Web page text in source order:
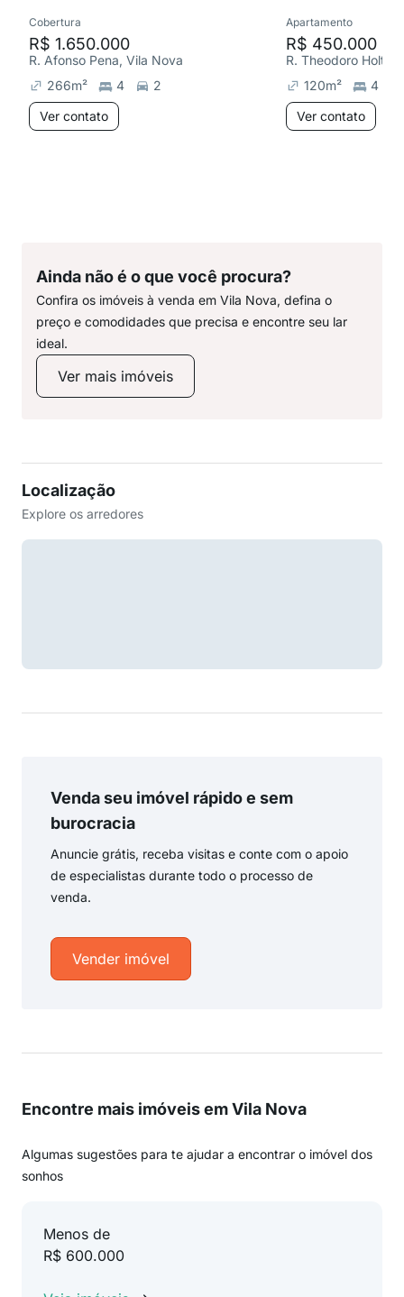
Cobertura
R$ 1.650.000
R. Afonso Pena, Vila Nova
266m² 4
2
Ver contato
Apartamento
R$ 450.000
R. Theodoro
120m²
4
Ver contato
Ainda não é o que você procura?
Confira os imóveis à venda em Vila Nova, defina o
preço e comodidades que precisa e encontre seu lar
ideal.
Ver mais imóveis
Localização
Explore os arredores
Venda seu imóvel rápido e sem
burocracia
Anuncie grátis, receba visitas e conte com o apoio
de especialistas durante todo o processo de
venda.
Vender imóvel
Encontre mais imóveis em Vila Nova
Algumas sugestões para te ajudar a encontrar o imóvel dos
sonhos
Menos de
R$ 600.000